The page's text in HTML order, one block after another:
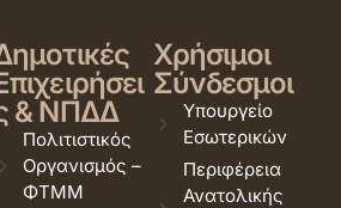
& ΝΠΔΔ
Πολιτιστικός
Οργανισμός –
ΦΤΜΜ
Χρήσιμοι
Σύνδεσμοι
Υπουργείο
Εσωτερικών
Περιφέρεια
Ανατολικής